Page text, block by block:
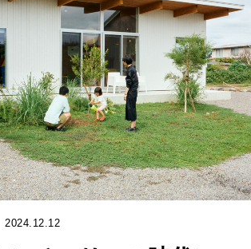
LL
HOUSE
LINE-
UP
PROJECT
WHAT’S
LIFE
LABEL
2024.12.12